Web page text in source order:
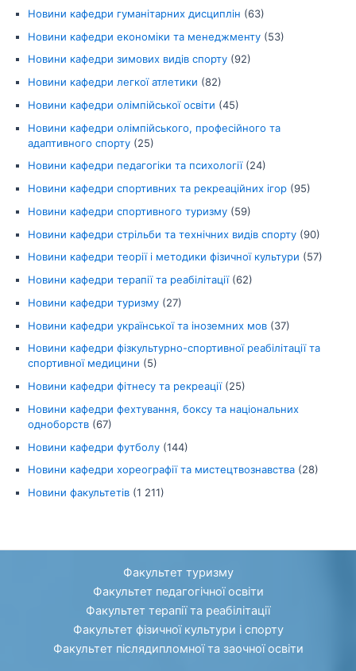
Новини кафедри гуманітарних дисциплін (63)
Новини кафедри економіки та менеджменту (53)
Новини кафедри зимових видів спорту (92)
Новини кафедри легкої атлетики (82)
Новини кафедри олімпійської освіти (45)
Новини кафедри олімпійського, професійного та
адаптивного спорту (25)
Новини кафедри педагогіки та психології(24)
Новини кафедри спортивних та рекреаційних ігор (95)
Новини кафедри спортивного туризму (59)
Новини кафедри стрільби та технічних видів спорту (90)
Новини кафедри теорії і методики фізичної культури (57)
Новини кафедри терапії та реабілітації(62)
Новини кафедри туризму (27)
Новини кафедри української та іноземних мов (37)
Новини кафедри фізкультурно-спортивної реабілітації та
спортивної медицини (5)
Новини кафедри фітнесу та рекреації(25)
Новини кафедри фехтування, боксу та національних
одноборств (67)
Новини кафедри футболу (144)
Новини кафедри хореографії та мистецтвознавства (28)
Новини факультетів (1 211)
Факультет туризму
Факультет педагогічної освіти
Факультет терапії та реабілітації
Факультет фізичної культури і спорту
Факультет післядипломної та заочної освіти